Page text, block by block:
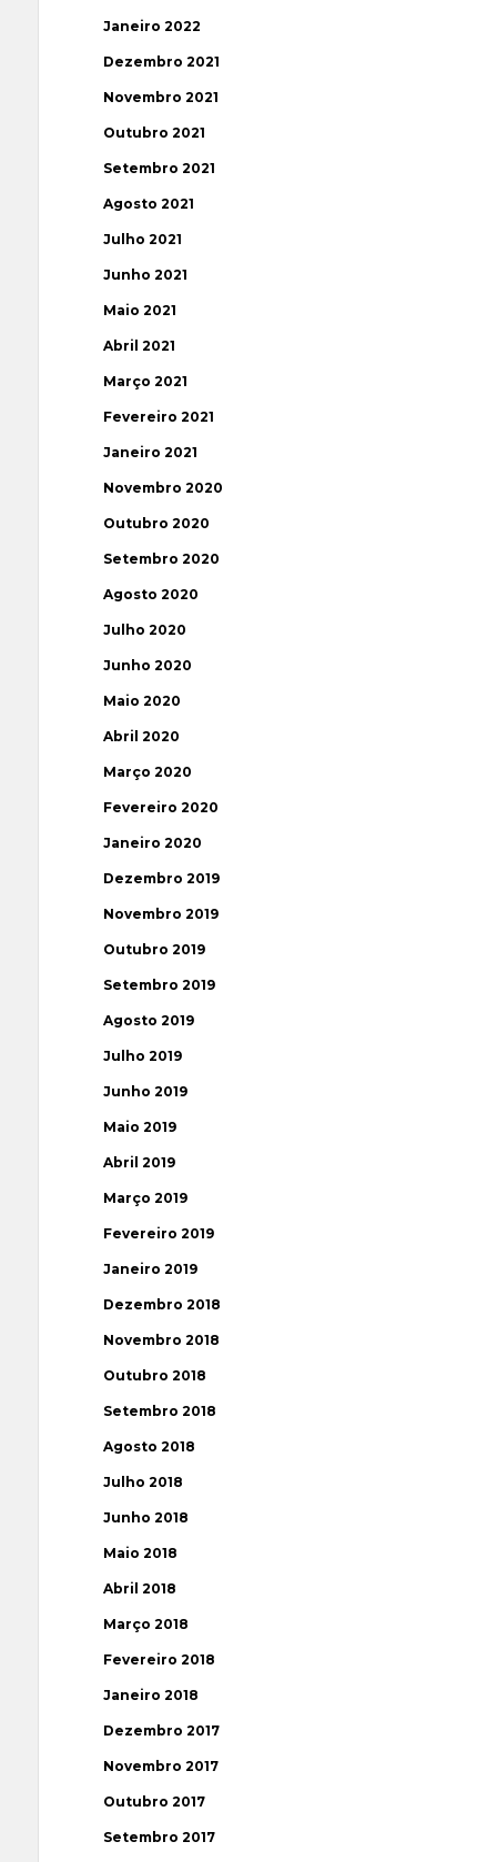
Janeiro 2022
Dezembro 2021
Novembro 2021
Outubro 2021
Setembro 2021
Agosto 2021
Julho 2021
Junho 2021
Maio 2021
Abril 2021
Março 2021
Fevereiro 2021
Janeiro 2021
Novembro 2020
Outubro 2020
Setembro 2020
Agosto 2020
Julho 2020
Junho 2020
Maio 2020
Abril 2020
Março 2020
Fevereiro 2020
Janeiro 2020
Dezembro 2019
Novembro 2019
Outubro 2019
Setembro 2019
Agosto 2019
Julho 2019
Junho 2019
Maio 2019
Abril 2019
Março 2019
Fevereiro 2019
Janeiro 2019
Dezembro 2018
Novembro 2018
Outubro 2018
Setembro 2018
Agosto 2018
Julho 2018
Junho 2018
Maio 2018
Abril 2018
Março 2018
Fevereiro 2018
Janeiro 2018
Dezembro 2017
Novembro 2017
Outubro 2017
Setembro 2017